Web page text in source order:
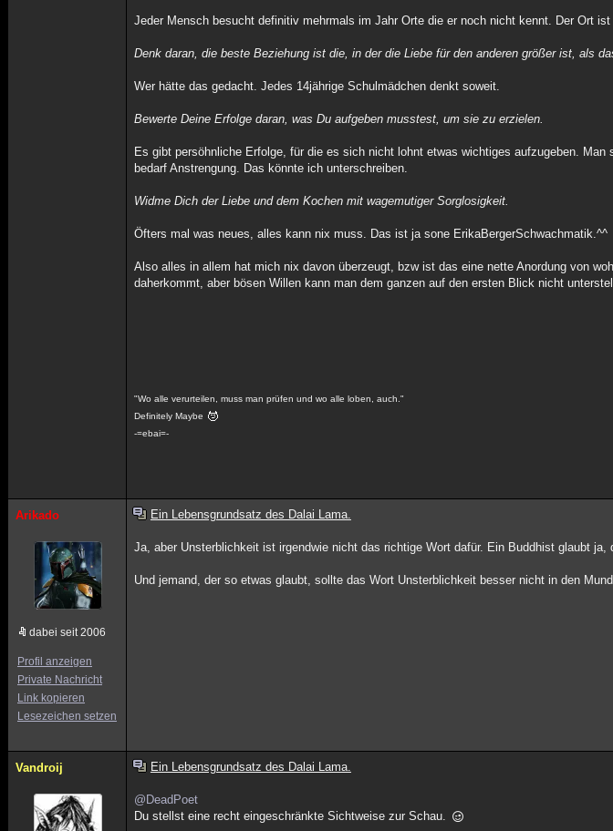
Jeder Mensch besucht definitiv mehrmals im Jahr Orte die er noch nicht kennt. Der Ort
Denk daran, die beste Beziehung ist die, in der die Liebe für den anderen größer ist, als
Wer hätte das gedacht. Jedes 14jährige Schulmädchen denkt soweit.
Bewerte Deine Erfolge daran, was Du aufgeben musstest, um sie zu erzielen.
Es gibt persöhnliche Erfolge, für die es sich nicht lohnt etwas wichtiges aufzugeben.
bedarf Anstrengung. Das könnte ich unterschreiben.
Widme Dich der Liebe und dem Kochen mit wagemutiger Sorglosigkeit.
Öfters mal was neues, alles kann nix muss. Das ist ja sone ErikaBergerSchwachmatik.^^
Also alles in allem hat mich nix davon überzeugt, bzw ist das eine nette Anordung von
daherkommt, aber bösen Willen kann man dem ganzen auf den ersten Blick nicht
"Wo alle verurteilen, muss man prüfen und wo alle loben, auch."
Definitely Maybe
-=ebai=-
Arikado
dabei seit 2006
Profil anzeigen
Private Nachricht
Link kopieren
Lesezeichen setzen
Ein Lebensgrundsatz des Dalai Lama.
Ja, aber Unsterblichkeit ist irgendwie nicht das richtige Wort dafür. Ein Buddhist glaubt
Und jemand, der so etwas glaubt, sollte das Wort Unsterblichkeit besser nicht in den
Vandroij Ein Lebensgrundsatz des Dalai Lama.
@DeadPoet
Du stellst eine recht eingeschränkte Sichtweise zur Schau.